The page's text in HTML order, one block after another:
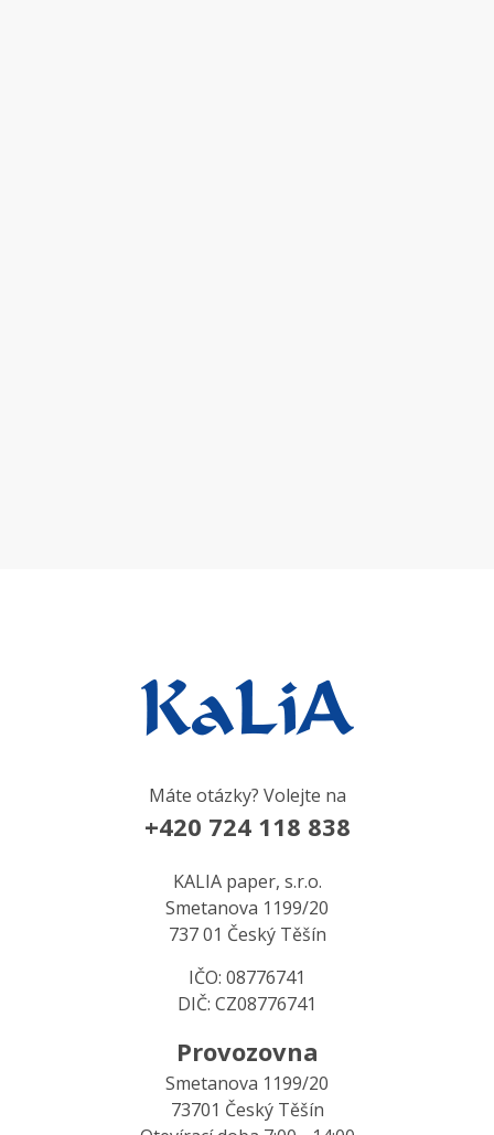
Máte otázky? Volejte na
+420 724 118 838
KALIA paper, s.r.o.
Smetanova 1199/20
737 01 Český Těšín
IČO: 08776741
DIČ: CZ08776741
Provozovna
Smetanova 1199/20
73701 Český Těšín